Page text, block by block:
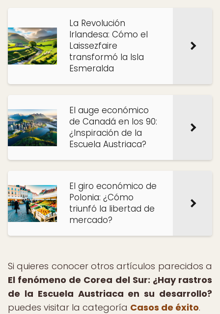
La Revolución
Irlandesa: Cómo el
Laissezfaire
transformó la Isla
Esmeralda
El auge económico
de Canadá en los 90:
¿Inspiración de la
Escuela Austriaca?
El giro económico de
Polonia: ¿Cómo
triunfó la libertad de
mercado?
Si quieres conocer otros artículos parecidos a
El fenómeno de Corea del Sur: ¿Hay rastros
de la Escuela Austriaca en su desarrollo?
puedes visitar la categoría Casos de éxito.